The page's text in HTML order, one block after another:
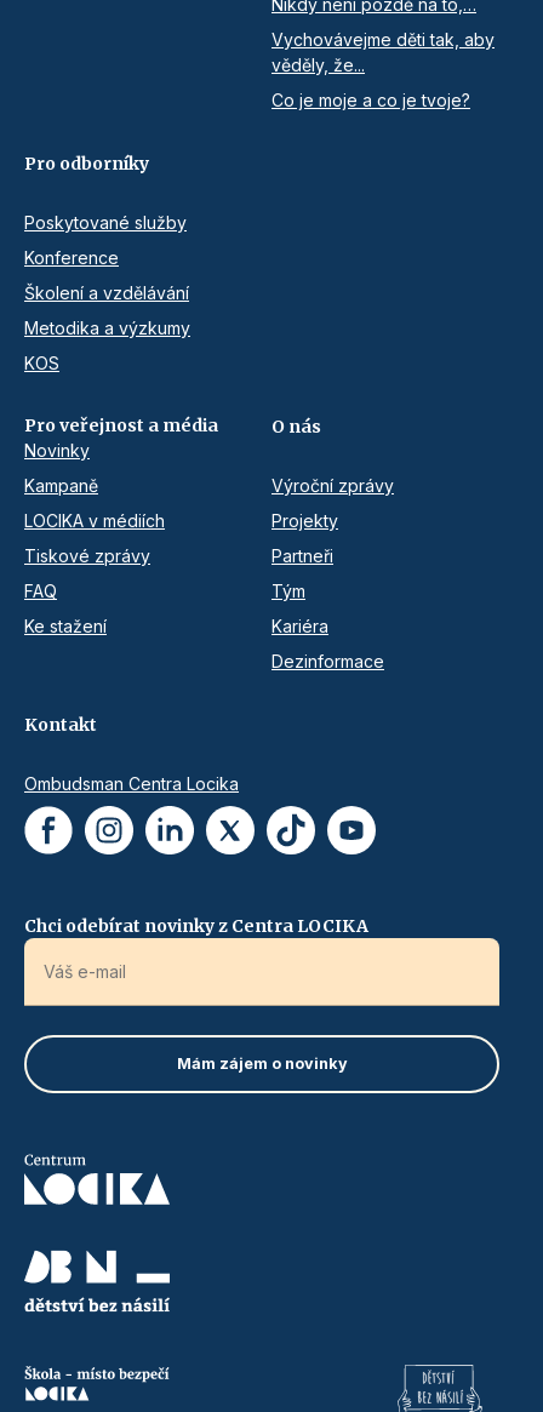
Vychovávejme děti tak, aby
věděly, že...
Co je moje a co je tvoje?
Pro odborníky
Poskytované služby
Konference
Školení a vzdělávání
Metodika a výzkumy
KOS
Pro veřejnost a média
Novinky
Kampaně
LOCIKA v médiích
Tiskové zprávy
FAQ
Ke stažení
O nás
Výroční zprávy
Projekty
Partneři
Tým
Kariéra
Dezinformace
Kontakt
Ombudsman Centra Locika
Chci odebírat novinky z Centra LOCIKA